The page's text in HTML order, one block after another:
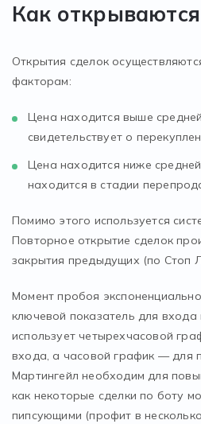
Как
Открытия сделок
факторам:
Цена находится выше
свидетельствует о
Цена находится ниже
находится в стадии
Помимо этого используется
Повторное открытие сделок
закрытия предыдущих (по Стоп
Момент пробоя
ключевой показатель для входа
использует четырехчасовой
входа, а часовой график — для
Мартингейл необходим для
как некоторые сделки по боту
пипсующими (профит в